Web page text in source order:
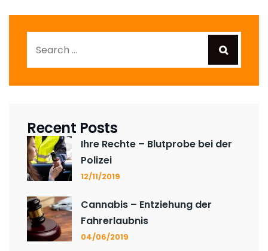
Recent Posts
Ihre Rechte – Blutprobe bei der
Polizei
12/11/2019
Cannabis – Entziehung der
Fahrerlaubnis
04/06/2019